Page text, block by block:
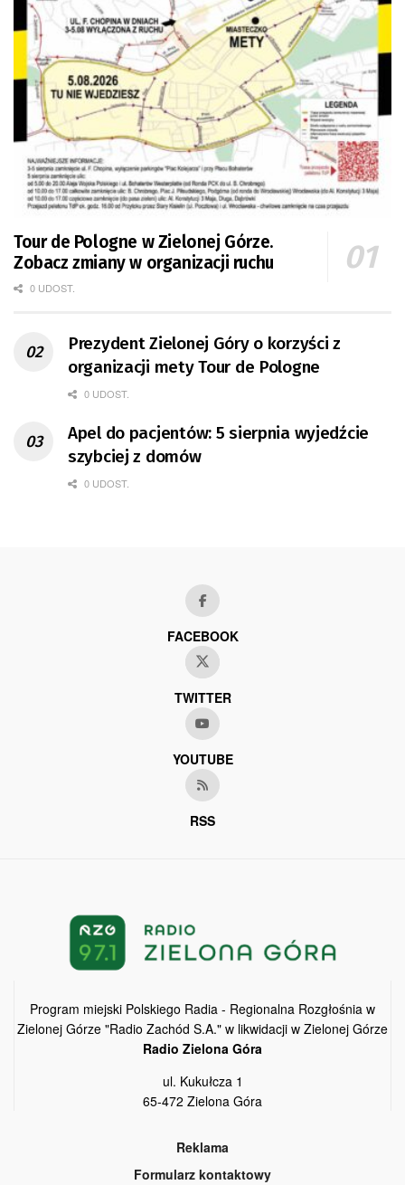
Tour de Pologne w Zielonej Górze.
Zobacz zmiany w organizacji ruchu
0 UDOST.
Prezydent Zielonej Góry o korzyści z
organizacji mety Tour de Pologne
0 UDOST.
Apel do pacjentów: 5 sierpnia wyjedźcie
szybciej z domów
0 UDOST.
FACEBOOK
TWITTER
YOUTUBE
RSS
Program miejski Polskiego Radia - Regionalna Rozgłośnia w
Zielonej Górze "Radio Zachód S.A." w likwidacji w Zielonej Górze
Radio Zielona Góra
ul. Kukułcza 1
65-472 Zielona Góra
Reklama
Formularz kontaktowy